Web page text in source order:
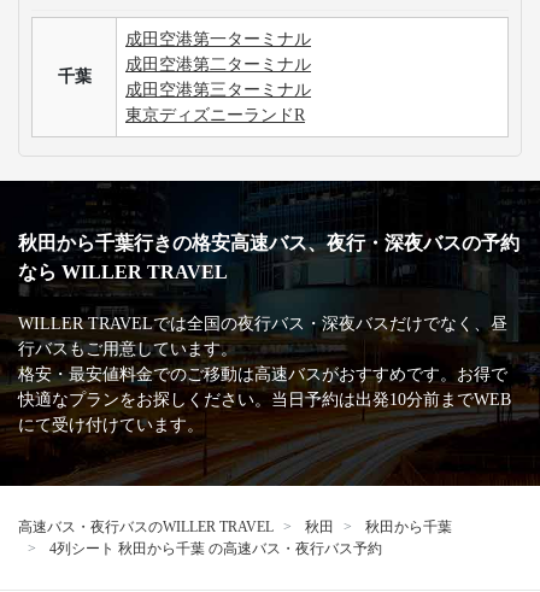
千葉
成田空港第一ターミナル
成田空港第二ターミナル
成田空港第三ターミナル
東京ディズニーランドR
秋田から千葉行きの格安高速バス、夜行・深夜バスの予約
なら WILLER TRAVEL
WILLER TRAVELでは全国の夜行バス・深夜バスだけでなく、昼
行バスもご用意しています。
格安・最安値料金でのご移動は高速バスがおすすめです。お得で
快適なプランをお探しください。当日予約は出発10分前までWEB
にて受け付けています。
高速バス・夜行バスのWILLER TRAVEL 秋田
秋田から千葉
4列シート 秋田から千葉 の高速バス・夜行バス予約